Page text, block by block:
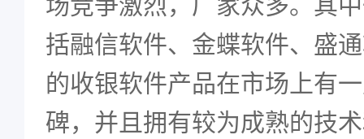
括融信软件、金蝶软件、盛
的收银软件产品在市场上有
碑，并且拥有较为成熟的技